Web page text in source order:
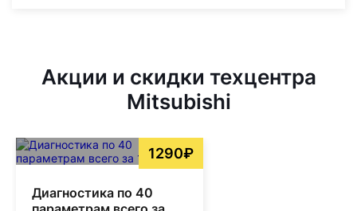
Акции и скидки техцентра
Mitsubishi
1290₽
Диагностика по 40